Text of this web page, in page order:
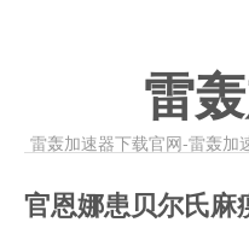
雷
雷轰加速器下载官网-雷轰加
官恩娜患贝尔氏麻